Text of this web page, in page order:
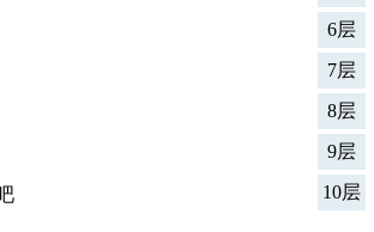
6层
7层
8层
9层
10层